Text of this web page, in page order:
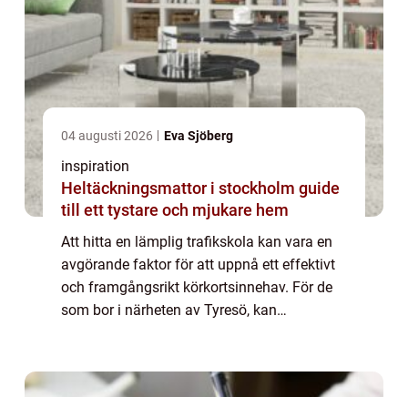
04 augusti 2026 Eva Sjöberg
inspiration
Heltäckningsmattor i stockholm guide
till ett tystare och mjukare hem
Att hitta en lämplig trafikskola kan vara en
avgörande faktor för att uppnå ett effektivt
och framgångsrikt körkortsinnehav. För de
som bor i närheten av Tyresö, kan